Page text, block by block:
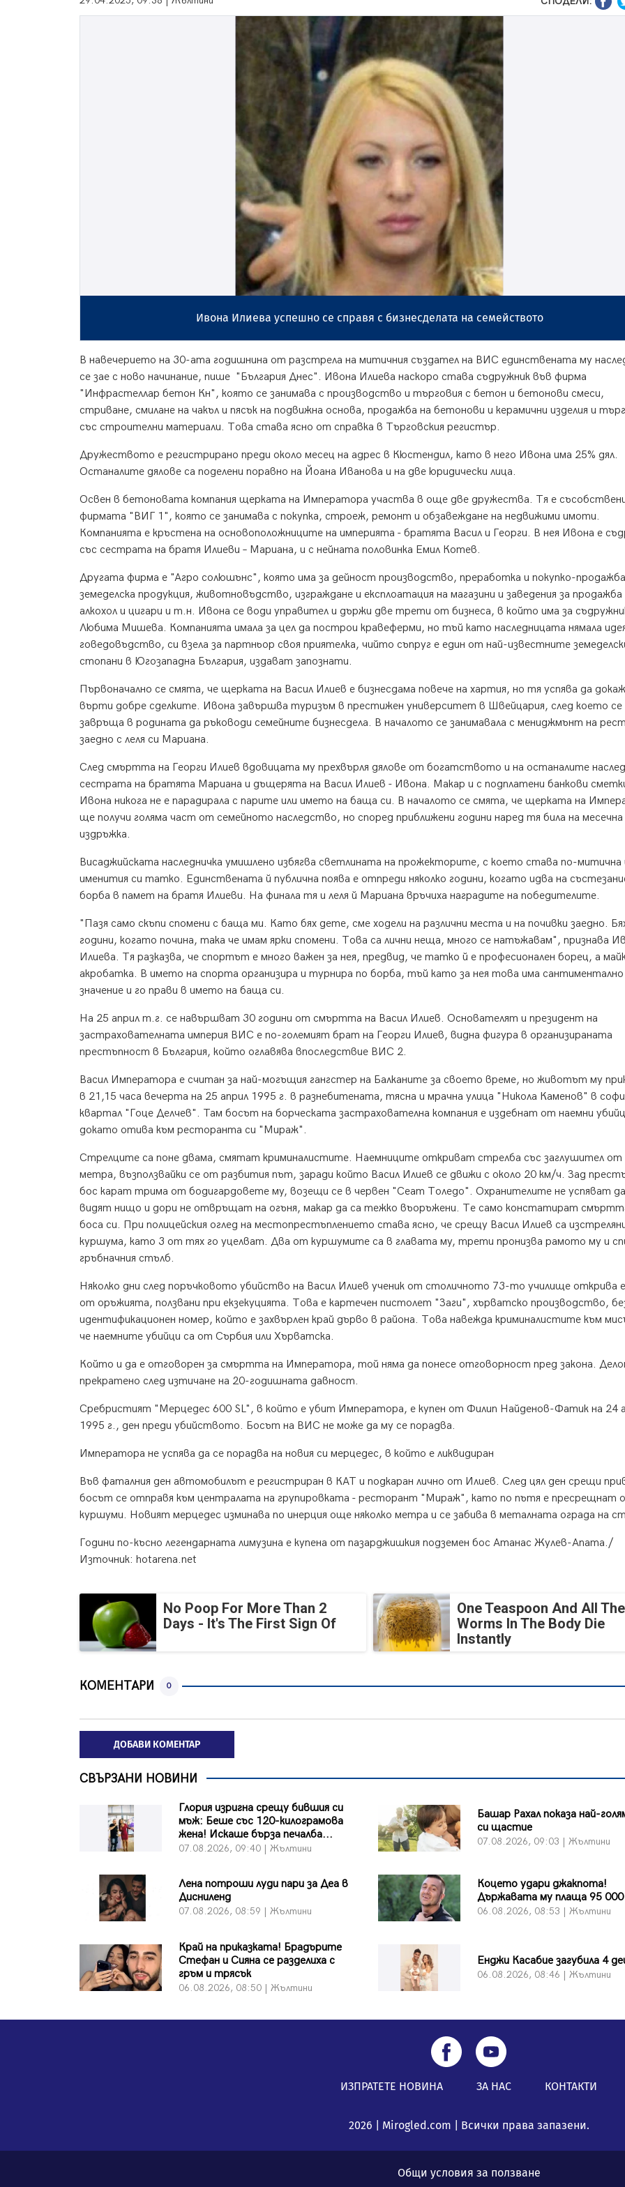
Ивона Илиева успешно се справя с бизнесделата на семейството
В навечерието на 30-ата годишнина от разстрела на митичния създател на ВИС единствената му
се зае с ново начинание, пише "България Днес". Ивона Илиева наскоро става съдружник във фирма
"Инфрастеллар бетон Кн", която се занимава с производство и търговия с бетон и бетонови смеси,
стриване, смилане на чакъл и пясък на подвижна основа, продажба на бетонови и керамични изделия и
със строителни материали. Това става ясно от справка в Търговския регистър.
Дружеството е регистрирано преди около месец на адрес в Кюстендил, като в него Ивона има 25% дял.
Останалите дялове са поделени поравно на Йоана Иванова и на две юридически лица.
Освен в бетоновата компания щерката на Императора участва в още две дружества. Тя е
фирмата "ВИГ 1", която се занимава с покупка, строеж, ремонт и обзавеждане на недвижими имоти.
Компанията е кръстена на основоположниците на империята - братята Васил и Георги. В нея Ивона е
със сестрата на братя Илиеви – Мариана, и с нейната половинка Емил Котев.
Другата фирма е "Агро солюшънс", която има за дейност производство, преработка и покупко-
земеделска продукция, животновъдство, изграждане и експлоатация на магазини и заведения за продажба
алкохол и цигари и т.н. Ивона се води управител и държи две трети от бизнеса, в който има за
Любима Мишева. Компанията имала за цел да построи кравеферми, но тъй като наследницата нямала
говедовъдство, си взела за партньор своя приятелка, чийто съпруг е един от най-известните
стопани в Югозападна България, издават запознати.
Първоначално се смята, че щерката на Васил Илиев е бизнесдама повече на хартия, но тя успява да
върти добре сделките. Ивона завършва туризъм в престижен университет в Швейцария, след което се
завръща в родината да ръководи семейните бизнесдела. В началото се занимавала с мениджмънт на
заедно с леля си Мариана.
След смъртта на Георги Илиев вдовицата му прехвърля дялове от богатството и на останалите
сестрата на братята Мариана и дъщерята на Васил Илиев - Ивона. Макар и с подплатени банкови
Ивона никога не e парадирала с парите или името на баща си. В началото се смята, че щерката на
ще получи голяма част от семейното наследство, но според приближени години наред тя била на месечна
издръжка.
Висаджийската наследничка умишлено избягва светлината на прожекторите, с което става по-
именития си татко. Единствената й публична поява е отпреди няколко години, когато идва на
борба в памет на братя Илиеви. На финала тя и леля й Мариана връчиха наградите на победителите.
"Пазя само скъпи спомени с баща ми. Като бях дете, сме ходели на различни места и на почивки заедно.
години, когато почина, така че имам ярки спомени. Това са лични неща, много се натъжавам", признава
Илиева. Тя разказва, че спортът е много важен за нея, предвид, че татко й е професионален борец, а
акробатка. В името на спорта организира и турнира по борба, тъй като за нея това има сантиментално
значение и го прави в името на баща си.
На 25 април т.г. се навършват 30 години от смъртта на Васил Илиев. Основателят и президент на
застрахователната империя ВИС е по-големият брат на Георги Илиев, видна фигура в организираната
престъпност в България, който оглавява впоследствие ВИС 2.
Васил Императора е считан за най-могъщия гангстер на Балканите за своето време, но животът му
в 21,15 часа вечерта на 25 април 1995 г. в разнебитената, тясна и мрачна улица "Никола Каменов" в
квартал "Гоце Делчев". Там босът на борческата застрахователна компания е издебнат от наемни
докато отива към ресторанта си "Мираж".
Стрелците са поне двама, смятат криминалистите. Наемниците откриват стрелба със заглушител от
метра, възползвайки се от разбития път, заради който Васил Илиев се движи с около 20 км/ч. Зад
бос карат трима от бодигардовете му, возещи се в червен "Сеат Толедо". Охранителите не успяват да
видят нищо и дори не отвръщат на огъня, макар да са тежко въоръжени. Те само констатират
боса си. При полицейския оглед на местопрестъплението става ясно, че срещу Васил Илиев са
куршума, като 3 от тях го уцелват. Два от куршумите са в главата му, трети пронизва рамото му и
гръбначния стълб.
Няколко дни след поръчковото убийство на Васил Илиев ученик от столичното 73-то училище открива
от оръжията, ползвани при екзекуцията. Това е картечен пистолет "Заги", хърватско производство,
идентификационен номер, който е захвърлен край дърво в района. Това навежда криминалистите към
че наемните убийци са от Сърбия или Хърватска.
Който и да е отговорен за смъртта на Императора, той няма да понесе отговорност пред закона.
прекратено след изтичане на 20-годишната давност.
Сребристият "Мерцедес 600 SL", в който е убит Императора, е купен от Филип Найденов-Фатик на 24
1995 г., ден преди убийството. Босът на ВИС не може да му се порадва.
Императора не успява да се порадва на новия си мерцедес, в който е ликвидиран
Във фаталния ден автомобилът е регистриран в КАТ и подкаран лично от Илиев. След цял ден срещи
босът се отправя към централата на групировката - ресторант "Мираж", като по пътя е пресрещнат
куршуми. Новият мерцедес изминава по инерция още няколко метра и се забива в металната ограда на
Години по-късно легендарната лимузина е купена от пазарджишкия подземен бос Атанас Жулев-Апата./
Източник: hotarena.net
No Poop For More Than 2
Days - It's The First Sign Of
One Teaspoon And All The
Worms In The Body Die
Instantly
КОМЕНТАРИ 0
ДОБАВИ КОМЕНТАР
СВЪРЗАНИ НОВИНИ
Глория изригна срещу бившия си
мъж: Беше със 120-килограмова
жена! Искаше бърза печалба...
07.08.2026, 09:40 | Жълтини
Башар Рахал показа най-
си щастие
07.08.2026, 09:03 | Жълтини
Лена потроши луди пари за Деа в
Дисниленд
07.08.2026, 08:59 | Жълтини
Коцето удари джакпота!
Държавата му плаща 95
06.08.2026, 08:53 | Жълтини
Край на приказката! Брадърите
Стефан и Сияна се разделиха с
гръм и трясък
06.08.2026, 08:50 | Жълтини
Енджи Касабие загубила 4
06.08.2026, 08:46 | Жълтини
ИЗПРАТЕТЕ НОВИНА ЗА НАС КОНТАКТИ
2026 | Mirogled.com | Всички права запазени.
Общи условия за ползване